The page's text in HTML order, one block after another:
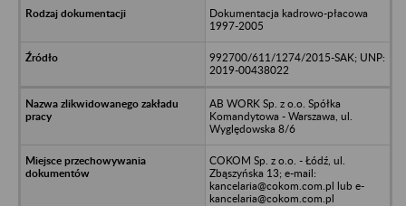
Dokumentacja kadrowo-płacowa
1997-2005
992700/611/1274/2015-SAK; UNP:
2019-00438022
AB WORK Sp. z o.o. Spółka
Komandytowa - Warszawa, ul.
Wyględowska 8/6
COKOM Sp. z o.o. - Łódź, ul.
Zbąszyńska 13; e-mail:
kancelaria@cokom.com.pl lub e-
kancelaria@cokom.com.pl